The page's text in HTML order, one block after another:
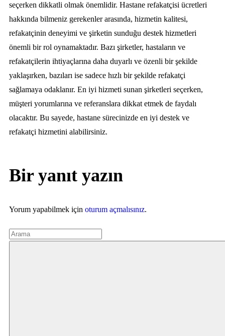
seçerken dikkatli olmak önemlidir. Hastane refakatçisi ücretleri
hakkında bilmeniz gerekenler arasında, hizmetin kalitesi,
refakatçinin deneyimi ve şirketin sunduğu destek hizmetleri
önemli bir rol oynamaktadır. Bazı şirketler, hastaların ve
refakatçilerin ihtiyaçlarına daha duyarlı ve özenli bir şekilde
yaklaşırken, bazıları ise sadece hızlı bir şekilde refakatçi
sağlamaya odaklanır. En iyi hizmeti sunan şirketleri seçerken,
müşteri yorumlarına ve referanslara dikkat etmek de faydalı
olacaktır. Bu sayede, hastane sürecinizde en iyi destek ve
refakatçi hizmetini alabilirsiniz.
Bir yanıt yazın
Yorum yapabilmek için oturum açmalısınız.